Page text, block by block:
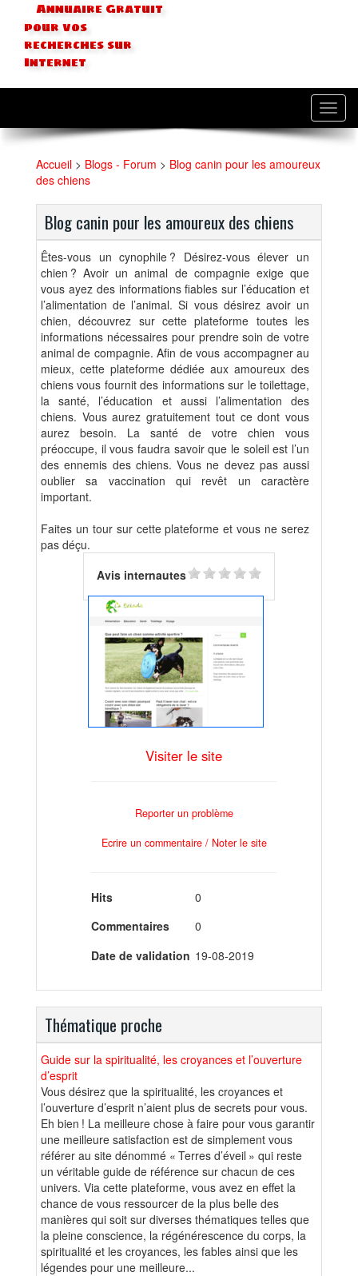
Annuaire Gratuit
pour vos
recherches sur
Internet
Accueil > Blogs - Forum > Blog canin pour les amoureux
des chiens
Blog canin pour les amoureux des chiens
Êtes-vous un cynophile ? Désirez-vous élever un
chien ? Avoir un animal de compagnie exige que
vous ayez des informations fiables sur l’éducation et
l’alimentation de l’animal. Si vous désirez avoir un
chien, découvrez sur cette plateforme toutes les
informations nécessaires pour prendre soin de votre
animal de compagnie. Afin de vous accompagner au
mieux, cette plateforme dédiée aux amoureux des
chiens vous fournit des informations sur le toilettage,
la santé, l’éducation et aussi l’alimentation des
chiens. Vous aurez gratuitement tout ce dont vous
aurez besoin. La santé de votre chien vous
préoccupe, il vous faudra savoir que le soleil est l’un
des ennemis des chiens. Vous ne devez pas aussi
oublier sa vaccination qui revêt un caractère
important.
Faites un tour sur cette plateforme et vous ne serez
pas déçu.
Avis internautes
Visiter le site
Reporter un problème
Ecrire un commentaire / Noter le site
Hits
0
Commentaires
0
Date de validation 19-08-2019
Thématique proche
Guide sur la spiritualité, les croyances et l’ouverture
d’esprit
Vous désirez que la spiritualité, les croyances et
l’ouverture d’esprit n’aient plus de secrets pour vous.
Eh bien ! La meilleure chose à faire pour vous garantir
une meilleure satisfaction est de simplement vous
référer au site dénommé « Terres d’éveil » qui reste
un véritable guide de référence sur chacun de ces
univers. Via cette plateforme, vous avez en effet la
chance de vous ressourcer de la plus belle des
manières qui soit sur diverses thématiques telles que
la pleine conscience, la régénérescence du corps, la
spiritualité et les croyances, les fables ainsi que les
légendes pour une meilleure...